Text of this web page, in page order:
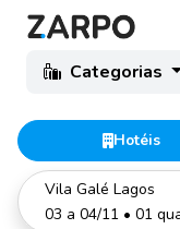
Categorias
Hotéis
Vila Galé Lagos
03 a 04/11 • 01